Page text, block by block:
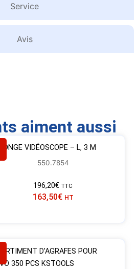
Service
Avis
aiment aussi
VIDÉOSCOPE – L, 3 M
550.7854
196,20€ TTC
163,50€ HT
D’AGRAFES POUR
350 PCS KSTOOLS